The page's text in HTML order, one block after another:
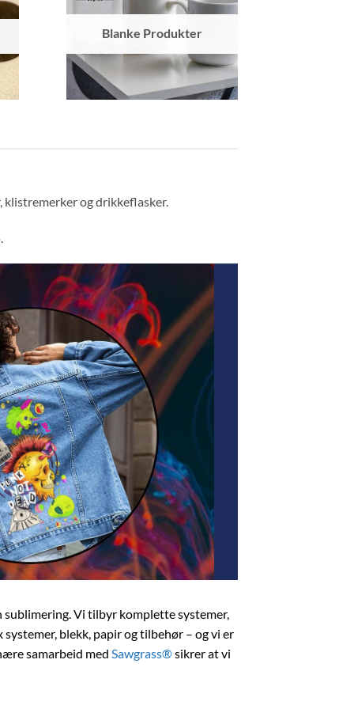
Blanke Produkter
og drikkeflasker.
Vi tilbyr komplette systemer,
blekk, papir og tilbehør – og vi er
samarbeid med Sawgrass®sikrer at vi